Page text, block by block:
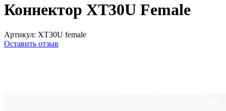
Коннектор XT30U Female
Артикул: XT30U female
Оставить отзыв